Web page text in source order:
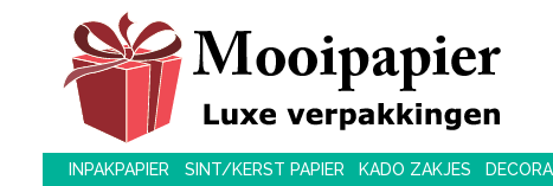
INPAKPAPIER SINT/KERST PAPIER KADO ZAKJES